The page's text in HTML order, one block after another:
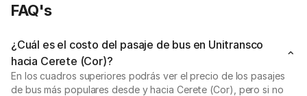
FAQ's
¿Cuál es el costo del pasaje de bus en Unitransco
hacia Cerete (Cor)?
En los cuadros superiores podrás ver el precio de los pasajes
de bus más populares desde y hacia Cerete (Cor), pero si no